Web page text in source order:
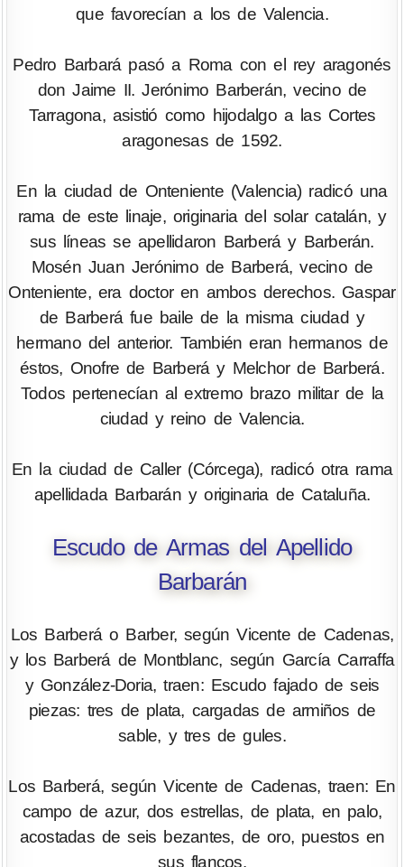
que favorecían a los de Valencia.
Pedro Barbará pasó a Roma con el rey aragonés
don Jaime II. Jerónimo Barberán, vecino de
Tarragona, asistió como hijodalgo a las Cortes
aragonesas de 1592.
En la ciudad de Onteniente (Valencia) radicó una
rama de este linaje, originaria del solar catalán, y
sus líneas se apellidaron Barberá y Barberán.
Mosén Juan Jerónimo de Barberá, vecino de
Onteniente, era doctor en ambos derechos. Gaspar
de Barberá fue baile de la misma ciudad y
hermano del anterior. También eran hermanos de
éstos, Onofre de Barberá y Melchor de Barberá.
Todos pertenecían al extremo brazo militar de la
ciudad y reino de Valencia.
En la ciudad de Caller (Córcega), radicó otra rama
apellidada Barbarán y originaria de Cataluña.
Escudo de Armas del Apellido
Barbarán
Los Barberá o Barber, según Vicente de Cadenas,
y los Barberá de Montblanc, según García Carraffa
y González-Doria, traen: Escudo fajado de seis
piezas: tres de plata, cargadas de armiños de
sable, y tres de gules.
Los Barberá, según Vicente de Cadenas, traen: En
campo de azur, dos estrellas, de plata, en palo,
acostadas de seis bezantes, de oro, puestos en
sus flancos.